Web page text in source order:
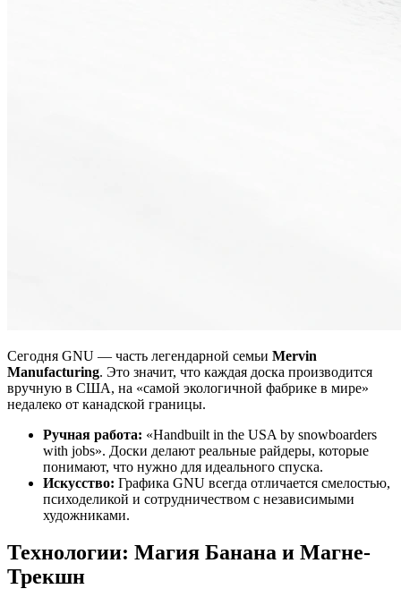
Сегодня GNU — часть легендарной семьи Mervin
Manufacturing. Это значит, что каждая доска производится
вручную в США, на «самой экологичной фабрике в мире»
недалеко от канадской границы.
Ручная работа: «Handbuilt in the USA by snowboarders
with jobs». Доски делают реальные райдеры, которые
понимают, что нужно для идеального спуска.
Искусство: Графика GNU всегда отличается смелостью,
психоделикой и сотрудничеством с независимыми
художниками.
Технологии: Магия Банана и Магне-
Трекшн